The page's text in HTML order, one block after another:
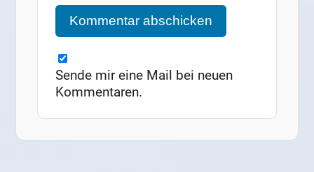
Sende mir eine Mail bei neuen
Kommentaren.